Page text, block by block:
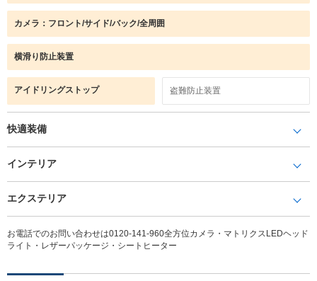
カメラ：フロント/サイド/バック/全周囲
横滑り防止装置
アイドリングストップ 盗難防止装置
快適装備
インテリア
エクステリア
お電話でのお問い合わせは0120-141-960全方位カメラ・マトリクスLEDヘッド
ライト・レザーパッケージ・シートヒーター